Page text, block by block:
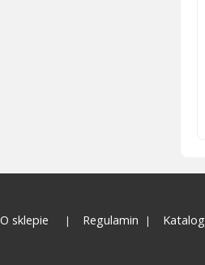
O sklepie Regulamin Katalog